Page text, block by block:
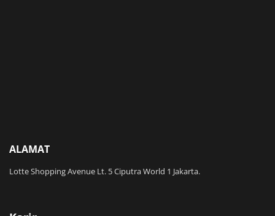
ALAMAT
Lotte Shopping Avenue Lt. 5 Ciputra World 1 Jakarta.